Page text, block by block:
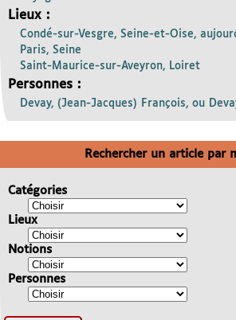
Lieux :
Condé-sur-Vesgre, Seine-et-Oise,
Paris, Seine
Saint-Maurice-sur-Aveyron, Loiret
Personnes :
Devay, (Jean-Jacques) François, ou
Rechercher un article par
Catégories
Lieux
Notions
Personnes